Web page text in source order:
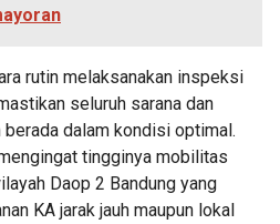
rutin melaksanakan inspeksi
seluruh sarana dan
dalam kondisi optimal.
tingginya mobilitas
Daop 2 Bandung yang
KA jarak jauh maupun lokal